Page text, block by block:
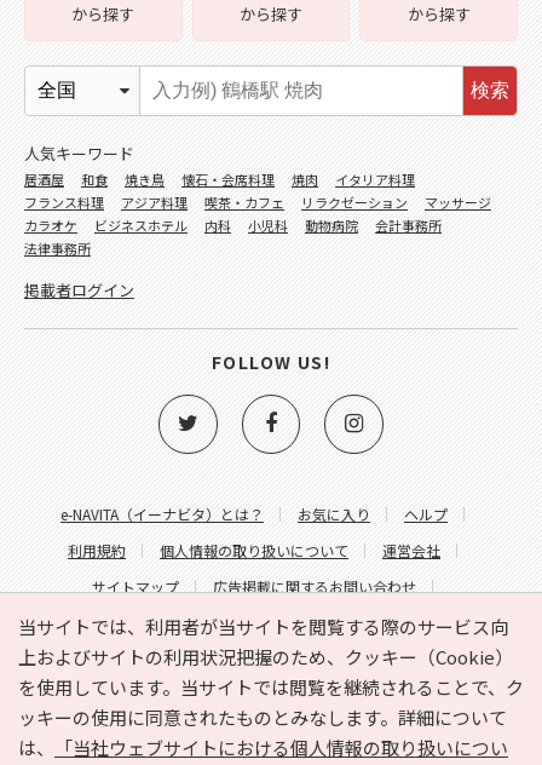
当サイトでは、利用者が当サイトを閲覧する際のサービス向
上およびサイトの利用状況把握のため、クッキー（Cookie）
を使用しています。当サイトでは閲覧を継続されることで、ク
ッキーの使用に同意されたものとみなします。詳細について
は、
「当社ウェブサイトにおける個人情報の取り扱いについ
e-NAVITA（イーナビタ）とは？ お気に入り
ヘルプ
利用規約
個人情報の取り扱いについて
運営会社
サイトマップ
広告掲載に関するお問い合わせ
サイトの内容に関するお問い合わせ
から探す
から探す
から探す
検索
人気キーワード
居酒屋 和食 焼き鳥 懐石・会席料理 焼肉
イタリア料理
フランス料理
アジア料理 喫茶・カフェ リラクゼーション
マッサージ
カラオケ
ビジネスホテル 内科 小児科 動物病院
会計事務所
法律事務所
掲載者ログイン
FOLLOW US!